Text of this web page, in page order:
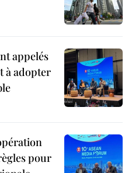
appelés
à adopter
pour